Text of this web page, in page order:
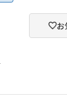
お